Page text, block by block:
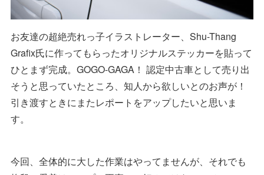
お友達の超絶売れっ子イラストレーター、Shu-Thang
Grafix氏に作ってもらったオリジナルステッカーを貼って
ひとまず完成。GOGO-GAGA！ 認定中古車として売り出
そうと思っていたところ、知人から欲しいとのお声が！
引き渡すときにまたレポートをアップしたいと思いま
す。
今回、全体的に大した作業はやってませんが、それでも